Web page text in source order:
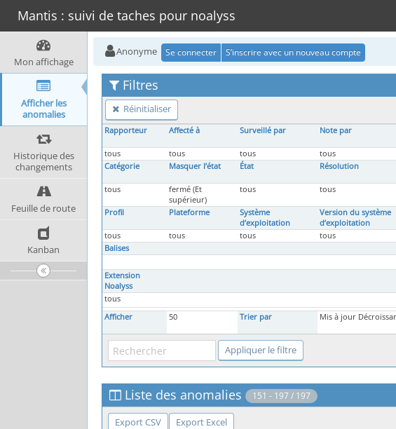
Mantis : suivi de taches pour noalyss
Mon affichage
Afficher les
anomalies
Historique des
changements
Feuille de route
Kanban
Anonyme Se connecter S’inscrire avec un nouveau compte
Filtres
Réinitialiser
Rapporteur Affecté à Surveillé par Note par
tous
tous tous tous
Catégorie
Masquer l’état État Résolution
tous
fermé (Et
supérieur)
tous tous
Profil Plateforme
Système
d’exploitation
Version du système
d’exploitation
tous tous tous tous
Balises
Extension
Noalyss
tous
Afficher
50 Trier par Mis à jour
Liste des anomalies 151 - 197 / 197
Export CSV Export Excel